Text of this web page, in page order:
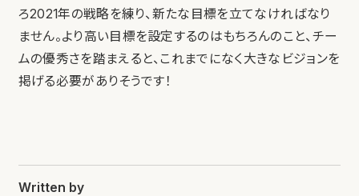
ろ2021年の戦略を練り、新たな目標を立てなければなり
ません。より高い目標を設定するのはもちろんのこと、チー
ムの優秀さを踏まえると、これまでになく大きなビジョンを
掲げる必要がありそうです！
Written by